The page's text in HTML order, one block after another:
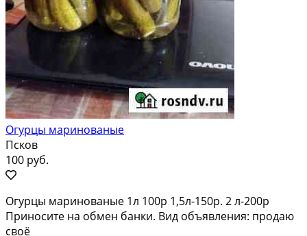
Огурцы маринованые
Псков
100 руб.
Огурцы маринованые 1л 100р 1,5л-150р. 2 л-200р
Приносите на обмен банки. Вид объявления: продаю
своё